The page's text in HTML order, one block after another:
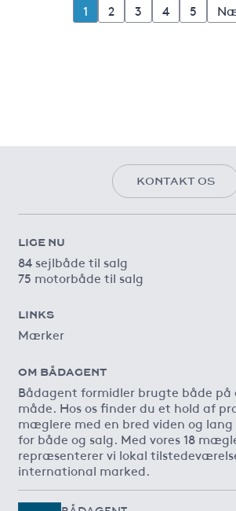
1 2 3 4 5
KONTAKT OS
LIGE NU
84 sejlbåde til salg
75 motorbåde til salg
LINKS
Mærker
OM BÅDAGENT
Bådagent formidler brugte både på
måde. Hos os finder du et hold af
mæglere med en bred viden og
for både og salg. Med vores 18
repræsenterer vi lokal
international marked.